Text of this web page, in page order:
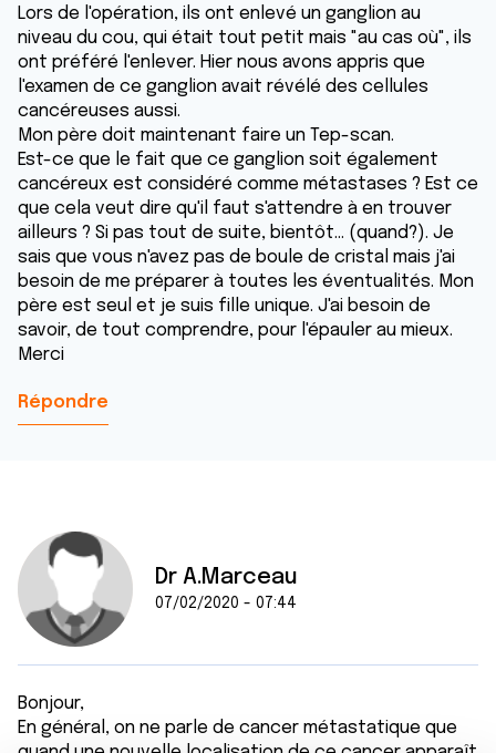
Lors de l'opération, ils ont enlevé un ganglion au
niveau du cou, qui était tout petit mais "au cas où", ils
ont préféré l'enlever. Hier nous avons appris que
l'examen de ce ganglion avait révélé des cellules
cancéreuses aussi.
Mon père doit maintenant faire un Tep-scan.
Est-ce que le fait que ce ganglion soit également
cancéreux est considéré comme métastases ? Est ce
que cela veut dire qu'il faut s'attendre à en trouver
ailleurs ? Si pas tout de suite, bientôt... (quand?). Je
sais que vous n'avez pas de boule de cristal mais j'ai
besoin de me préparer à toutes les éventualités. Mon
père est seul et je suis fille unique. J'ai besoin de
savoir, de tout comprendre, pour l'épauler au mieux.
Merci
Répondre
Dr A.Marceau
07/02/2020 - 07:44
Bonjour,
En général, on ne parle de cancer métastatique que